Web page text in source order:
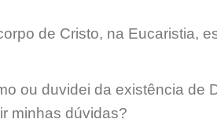
de Cristo, na Eucaristia,
ou duvidei da existência de
minhas dúvidas?